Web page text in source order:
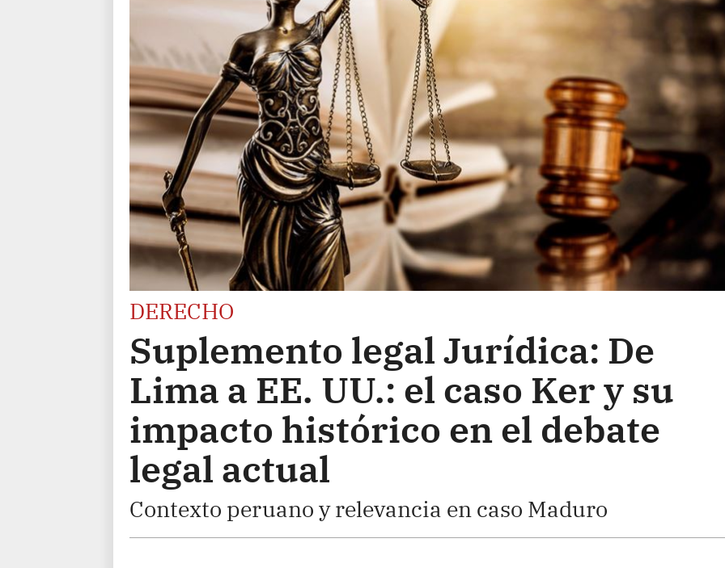
DERECHO
Suplemento legal Jurídica: De
Lima a EE. UU.: el caso Ker y su
impacto histórico en el debate
legal actual
Contexto peruano y relevancia en caso Maduro